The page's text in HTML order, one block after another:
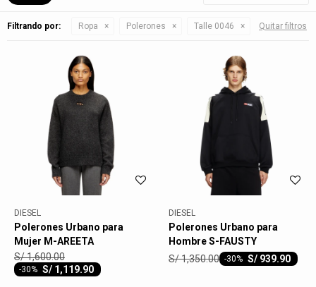
Filtrando por: Ropa Polerones Talle 0046 Quitar filtros
DIESEL
Polerones Urbano para
Mujer M-AREETA
S/ 1,119.90
-30
S/1,600.00
DIESEL
Polerones Urbano para
Hombre S-FAUSTY
S/ 939.90
-30
S/1,350.00